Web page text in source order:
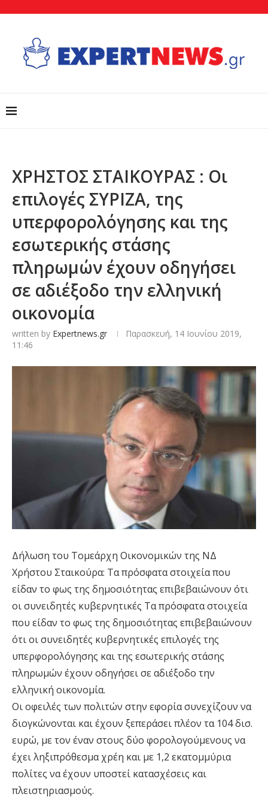
ΧΡΗΣΤΟΣ ΣΤΑΙΚΟΥΡΑΣ : Οι
επιλογές ΣΥΡΙΖΑ, της
υπερφορολόγησης και της
εσωτερικής στάσης
πληρωμών έχουν οδηγήσει
σε αδιέξοδο την ελληνική
οικονομία
written by Expertnews.gr
Παρασκευή, 14 Ιουνίου 2019,
11:46
Δήλωση του Τομεάρχη Οικονομικών της ΝΔ
Χρήστου Σταικούρα: Τα πρόσφατα στοιχεία που
είδαν το φως της δημοσιότητας επιβεβαιώνουν ότι
οι συνειδητές κυβερνητικές Τα πρόσφατα στοιχεία
που είδαν το φως της δημοσιότητας επιβεβαιώνουν
ότι οι συνειδητές κυβερνητικές επιλογές της
υπερφορολόγησης και της εσωτερικής στάσης
πληρωμών έχουν οδηγήσει σε αδιέξοδο την
ελληνική οικονομία.
Οι οφειλές των πολιτών στην εφορία συνεχίζουν να
διογκώνονται και έχουν ξεπεράσει πλέον τα 104 δισ.
ευρώ, με τον έναν στους δύο φορολογούμενους να
έχει ληξιπρόθεσμα χρέη και με 1,2 εκατομμύρια
πολίτες να έχουν υποστεί κατασχέσεις και
πλειστηριασμούς.